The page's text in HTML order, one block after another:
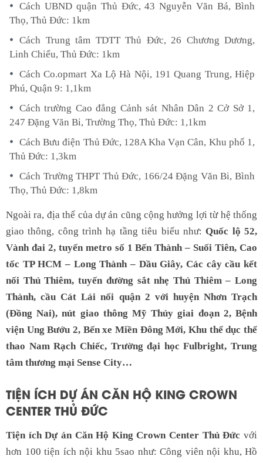
Cách UBND quận Thủ Đức, 43 Nguyễn Văn Bá, Bình
Thọ, Thủ Đức: 1km
Cách Trung tâm TDTT Thủ Đức, 26 Chương Dương,
Linh Chiểu, Thủ Đức: 1km
Cách Co.opmart Xa Lộ Hà Nội, 191 Quang Trung, Hiệp
Phú, Quận 9: 1,1km
Cách trường Cao đẳng Cảnh sát Nhân Dân 2 Cở Sở 1,
247 Đặng Văn Bi, Trường Thọ, Thủ Đức: 1,1km
Cách Bưu điện Thủ Đức, 128A Kha Vạn Cân, Khu phố 1,
Thủ Đức: 1,3km
Cách Trường THPT Thủ Đức, 166/24 Đặng Văn Bi, Bình
Thọ, Thủ Đức: 1,8km
Ngoài ra, địa thế của dự án cũng cộng hưởng lợi từ hệ thống
giao thông, công trình hạ tầng tiêu biểu như:Quốc lộ 52,
Vành đai 2, tuyến metro số 1 Bến Thành – Suối Tiên, Cao
tốc TP HCM – Long Thành – Dầu Giây, Các cây cầu kết
nối Thủ Thiêm, tuyến đường sắt nhẹ Thủ Thiêm – Long
Thành, cầu Cát Lái nối quận 2 với huyện Nhơn Trạch
(Đồng Nai), nút giao thông Mỹ Thủy giai đoạn 2, Bệnh
viện Ung Bướu 2, Bến xe Miền Đông Mới, Khu thể dục thể
thao Nam Rạch Chiếc, Trường đại học Fulbright, Trung
tâm thương mại Sense City…
TIỆN ÍCH DỰ ÁN CĂN HỘ KING CROWN
CENTER THỦ ĐỨC
Tiện ích Dự án Căn Hộ King Crown Center Thủ Đức với
hơn 100 tiện ích nội khu 5sao như: Công viên nội khu, Hồ